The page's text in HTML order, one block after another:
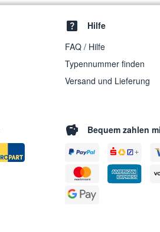
Hilfe
FAQ / Hilfe
Typennummer finden
Versand und Lieferung
Bequem zahlen